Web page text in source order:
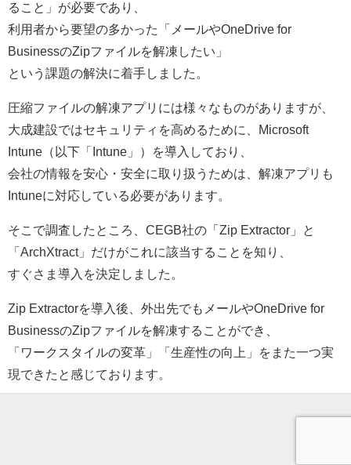
ること」が必要であり、
利用者から要望の多かった「メールやOneDrive for
BusinessのZipファイルを解凍したい」
という課題の解決に着手しました。
圧縮ファイルの解凍アプリには様々なものがありますが、
大成建設ではセキュリティを高めるために、Microsoft
Intune（以下「Intune」）を導入しており、
会社の情報を安心・安全に取り扱うためは、解凍アプリも
Intuneに対応している必要があります。
そこで調査したところ、CEGB社の「Zip Extractor」と
「ArchXtract」だけがこれに該当することを知り、
すぐさま導入を決定しました。
Zip Extractorを導入後、外出先でもメールやOneDrive for
BusinessのZipファイルを解凍することができ、
「ワークスタイルの変革」「生産性の向上」をまた一つ実
現できたと感じております。